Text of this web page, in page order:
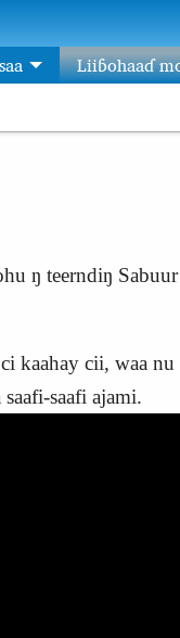
Liiɓohaaɗ
ŋ teerndiŋ
kaahay cii, waa
saafi-saafi ajami.